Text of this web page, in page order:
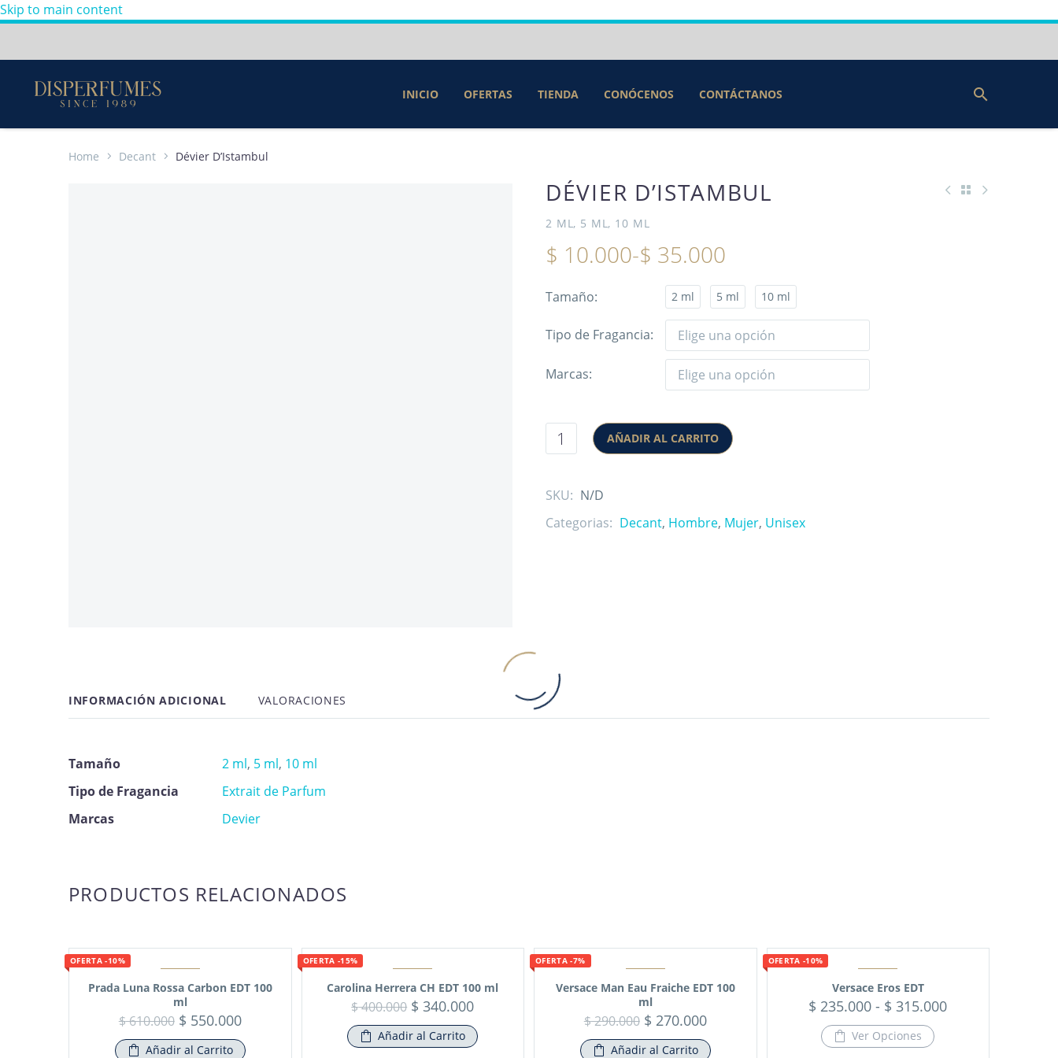
Skip to main content
INICIO OFERTAS TIENDA CONÓCENOS CONTÁCTANOS
Home Decant Dévier D’Istambul
DÉVIER D’ISTAMBUL
2 ML, 5 ML, 10 ML
$ 10.000-$ 35.000
Tamaño 2 ml 5 ml 10 ml
Tipo de Fragancia
Marcas
AÑADIR AL CARRITO
SKU: N/D
Categorias: Decant, Hombre, Mujer, Unisex
INFORMACIÓN ADICIONAL VALORACIONES
Tamaño 2 ml, 5 ml, 10 ml
Tipo de Fragancia
Extrait de Parfum
Marcas
Devier
PRODUCTOS RELACIONADOS
OFERTA -10%
Prada Luna Rossa Carbon EDT 100
ml
$610.000 $ 550.000
Añadir al Carrito
OFERTA -15%
Carolina Herrera CH EDT 100 ml
$400.000 $ 340.000
Añadir al Carrito
OFERTA -7%
Versace Man Eau Fraiche EDT 100
ml
$290.000 $ 270.000
Añadir al Carrito
OFERTA -10%
Versace Eros EDT
$ 235.000 - $ 315.000
Ver Opciones